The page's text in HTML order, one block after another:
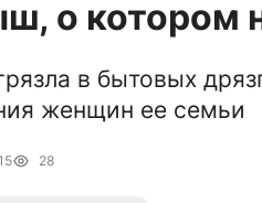
о котором
в бытовых
женщин ее семьи
28